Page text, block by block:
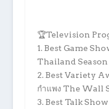
🏆Television
1. Best Game
Thailand Season
2. Best Variety
กำแพง The Wall
3. Best Talk